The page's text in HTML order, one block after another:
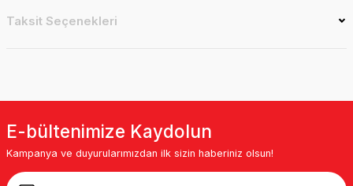
Taksit Seçenekleri
E-bültenimize Kaydolun
Kampanya ve duyurularımızdan ilk sizin haberiniz olsun!